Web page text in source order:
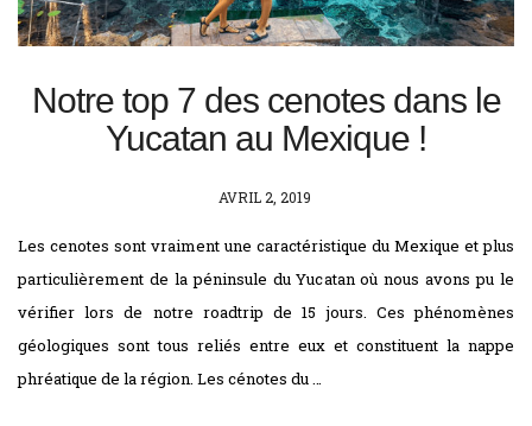
Notre top 7 des cenotes dans le
Yucatan au Mexique !
POSTED
AVRIL 2, 2019
Les cenotes sont vraiment une caractéristique du Mexique et plus
particulièrement de la péninsule du Yucatan où nous avons pu le
vérifier lors de notre roadtrip de 15 jours. Ces phénomènes
géologiques sont tous reliés entre eux et constituent la nappe
phréatique de la région. Les cénotes du …